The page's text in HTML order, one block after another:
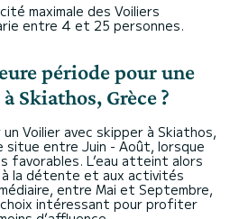
maximale des Voiliers
entre 4 et 25 personnes.
période pour une
Skiathos, Grèce ?
Voilier avec skipper à Skiathos,
situe entre Juin - Août, lorsque
favorables. L’eau atteint alors
à la détente et aux activités
entre Mai et Septembre,
intéressant pour profiter